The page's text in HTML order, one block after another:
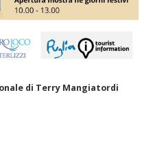
di Terry Mangiatordi